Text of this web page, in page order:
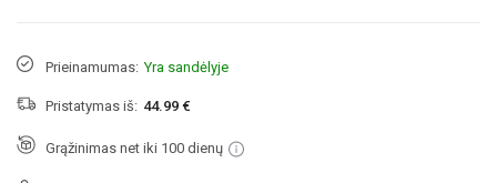
Prieinamumas: Yra sandėlyje
Pristatymas iš: 44.99 €
Grąžinimas net iki 100 dienų